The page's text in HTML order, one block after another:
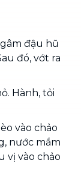
đậu hũ
đó, vớt ra
Hành, tỏi
vào chảo
nước mắm
vị vào chảo